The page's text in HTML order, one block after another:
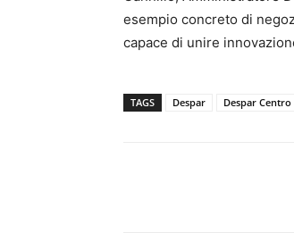
esempio concreto di
capace di unire
TAGS Despar Despar Centro